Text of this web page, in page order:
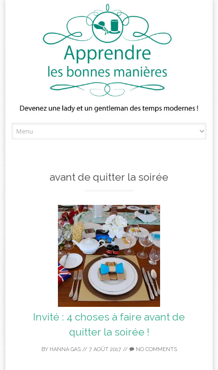
to
avant de quitter la soirée
Invité : 4 choses à faire avant de
quitter la soirée !
BY HANNA GAS// 7 AOÛT 2017// NO COMMENTS